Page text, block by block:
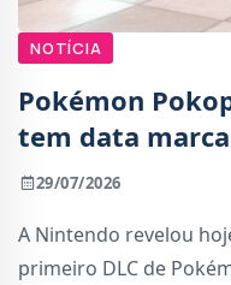
NOTÍCIA
Pokémon
tem data
29/07/2026
A Nintendo revelou
primeiro DLC de